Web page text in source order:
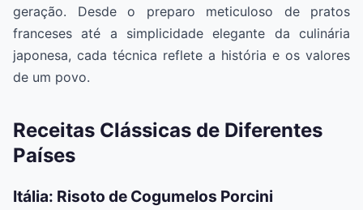
geração. Desde o preparo meticuloso de pratos
franceses até a simplicidade elegante da culinária
japonesa, cada técnica reflete a história e os valores
de um povo.
Receitas Clássicas de Diferentes
Países
Itália: Risoto de Cogumelos Porcini